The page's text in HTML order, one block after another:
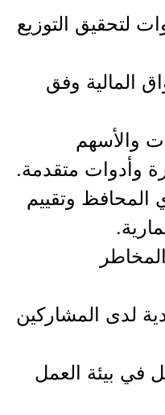
لتحقيق التوزيع
المالية وفق
والأسهم
وأدوات متقدمة.
المحافظ وتقييم
لدى المشاركين
في بيئة العمل